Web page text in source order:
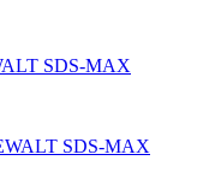
SDS-MAX